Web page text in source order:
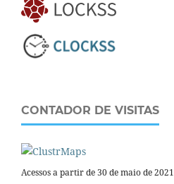
CONTADOR DE VISITAS
Acessos a partir de 30 de maio de 2021